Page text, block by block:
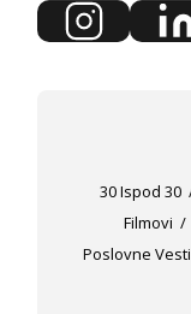
30 Ispod 30
Filmovi
Poslovne Vesti